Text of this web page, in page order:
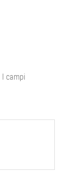
I campi